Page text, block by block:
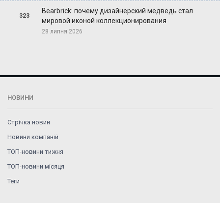
323
Bearbrick: почему дизайнерский медведь стал
мировой иконой коллекционирования
28 липня 2026
НОВИНИ
Стрічка новин
Новини компаній
ТОП-новини тижня
ТОП-новини місяця
Теги